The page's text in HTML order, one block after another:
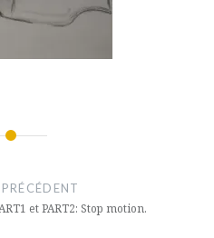
et PART2: Stop motion.